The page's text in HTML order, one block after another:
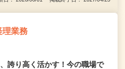
理業務
誇り高く活かす！今の職場で